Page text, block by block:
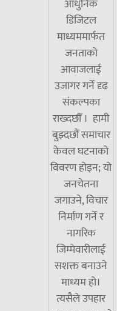
आधुनिक
डिजिटल
माध्यममार्फत
जनताको
आवाजलाई
उजागर गर्ने दृढ
संकल्पका
राख्दछौँ । हामी
बुझ्दछौं समाचार
केवल घटनाको
विवरण होइन; यो
जनचेतना
जगाउने, विचार
निर्माण गर्ने र
नागरिक
जिम्मेवारीलाई
सशक्त बनाउने
माध्यम हो।
त्यसैले उपहार